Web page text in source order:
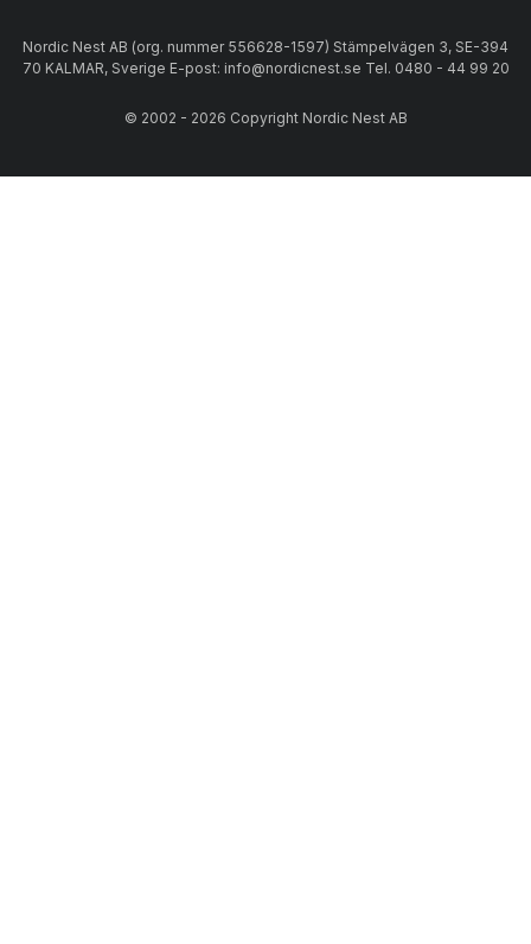
Nordic Nest AB (org. nummer 556628-1597) Stämpelvägen 3, SE-394
70 KALMAR, Sverige E-post: info@nordicnest.se Tel. 0480 - 44 99 20
© 2002 - 2026 Copyright Nordic Nest AB